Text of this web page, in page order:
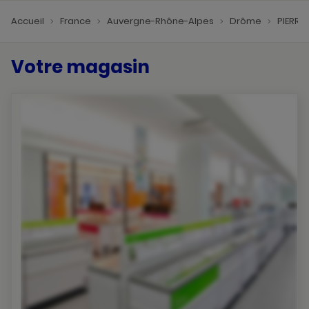
Accueil France Auvergne-Rhône-Alpes Drôme
Votre magasin